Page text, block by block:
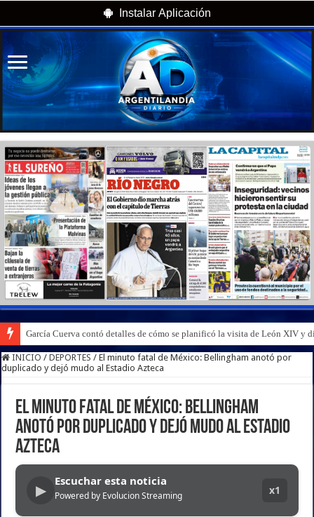
Instalar Aplicación
García Cuerva contó detalles de cómo se planificó la visita de León XIV y
INICIO / DEPORTES / El minuto fatal de México: Bellingham anotó por
duplicado y dejó mudo al Estadio Azteca
El minuto fatal de México: Bellingham
anotó por duplicado y dejó mudo al Estadio
Azteca
▶
Escuchar esta noticia
Powered by Evolucion Streaming x1